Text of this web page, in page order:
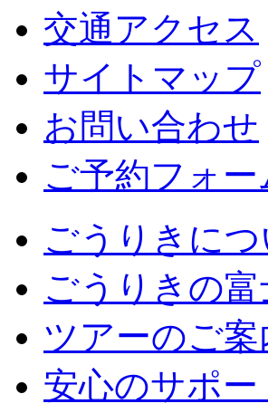
交通アクセス
サイトマップ
お問い合わせ
ご予約フォー
ごうりきにつ
ごうりきの富
ツアーのご案
安心のサポー